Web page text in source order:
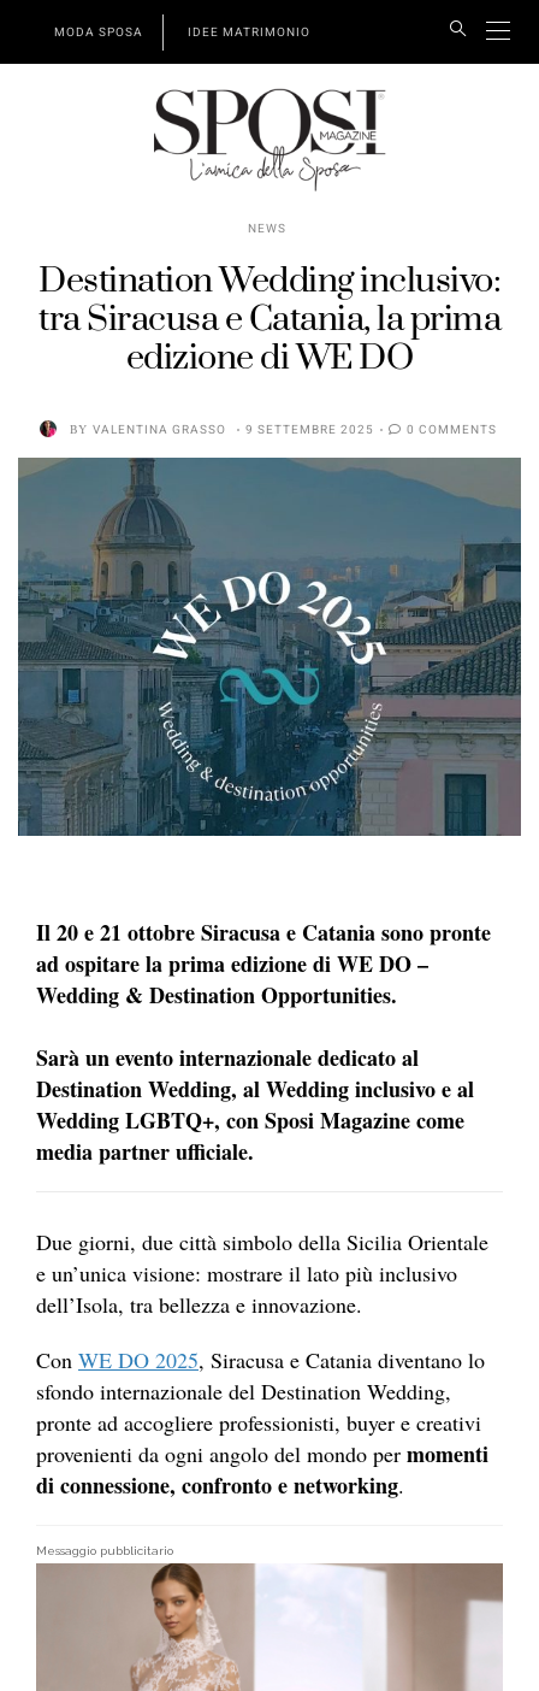
MODA SPOSA IDEE MATRIMONIO
NEWS
Destination Wedding inclusivo:
tra Siracusa e Catania, la prima
edizione di WE DO
BY VALENTINA GRASSO 9 SETTEMBRE 2025 0 COMMENTS
Il 20 e 21 ottobre Siracusa e Catania sono pronte
ad ospitare la prima edizione di WE DO –
Wedding & Destination Opportunities.
Sarà un evento internazionale dedicato al
Destination Wedding, al Wedding inclusivo e al
Wedding LGBTQ+, con Sposi Magazine come
media partner ufficiale.
Due giorni, due città simbolo della Sicilia Orientale
e un’unica visione: mostrare il lato più inclusivo
dell’Isola, tra bellezza e innovazione.
Con WE DO 2025, Siracusa e Catania diventano lo
sfondo internazionale del Destination Wedding,
pronte ad accogliere professionisti, buyer e creativi
provenienti da ogni angolo del mondo per momenti
di connessione, confronto e networking.
Messaggio pubblicitario